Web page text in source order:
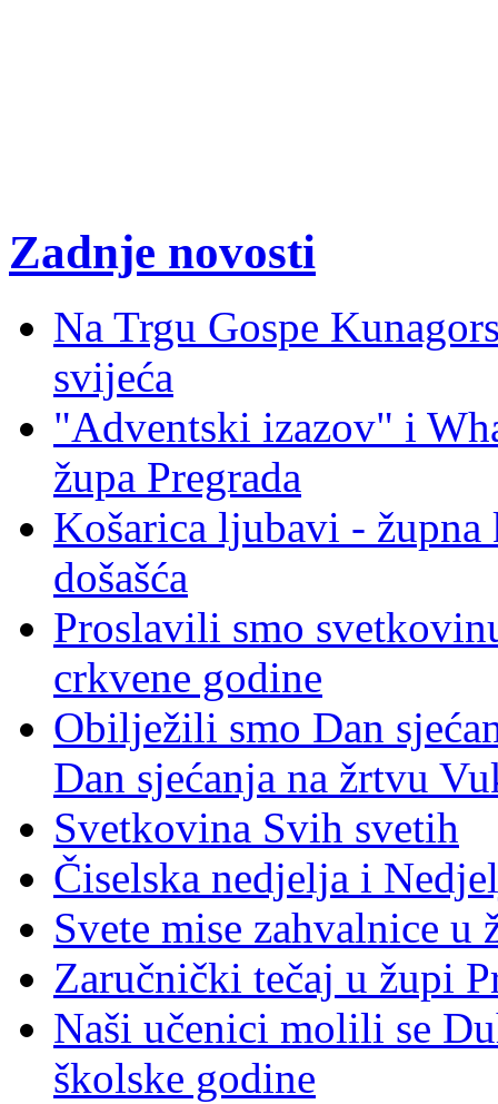
Zadnje novosti
Na Trgu Gospe
svijeća
"Adventski izazov" i
župa Pregrada
Košarica ljubavi -
došašća
Proslavili smo
crkvene godine
Obilježili smo Dan
Dan sjećanja na žrtvu
Svetkovina Svih svetih
Čiselska nedjelja i
Svete mise zahvalnice u
Zaručnički tečaj u župi
Naši učenici molili se
školske godine